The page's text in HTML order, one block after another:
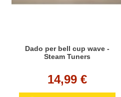
Dado per bell cup wave -
Steam Tuners
14,99 €